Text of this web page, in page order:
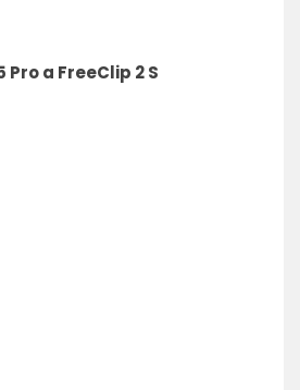
Pro a FreeClip 2 S